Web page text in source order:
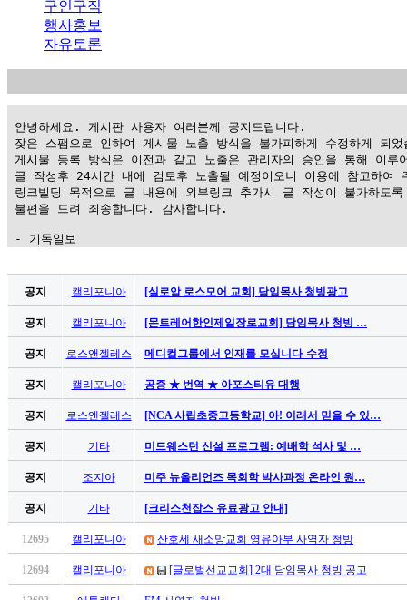
구인구직
행사홍보
자유토론
안녕하세요. 게시판 사용자 여러분께 공지드립니다.
잦은 스팸으로 인하여 게시물 노출 방식을 불가피하게 수정하게 되었
게시물 등록 방식은 이전과 같고 노출은 관리자의 승인을 통해 이루
글 작성후 24시간 내에 검토후 노출될 예정이오니 이용에 참고하여
링크빌딩 목적으로 글 내용에 외부링크 추가시 글 작성이 불가하도
불편을 드려 죄송합니다. 감사합니다.
- 기독일보
만
꼴
밍
넷
minky
합
체
공지 캘리포니아 [실로암 로스모어 교회] 담임목사 청빙광고
공지 캘리포니아 [몬트레어한인제일장로교회] 담임목사 청빙 …
공지 로스앤젤레스 메디컬그룹에서 인재를 모십니다-수정
공지 캘리포니아 공증 ★ 번역 ★ 아포스티유 대행
공지 로스앤젤레스 [NCA 사립초중고등학교] 아! 이래서 믿을 수 있…
공지 기타 미드웨스턴 신설 프로그램: 예배학 석사 및 …
공지 조지아 미주 뉴올리언즈 목회학 박사과정 온라인 원…
공지 기타 [크리스천잡스 유료광고 안내]
12695 캘리포니아 산호세 새소망교회 영유아부 사역자 청빙
12694 캘리포니아 [글로벌선교교회] 2대 담임목사 청빙 공고